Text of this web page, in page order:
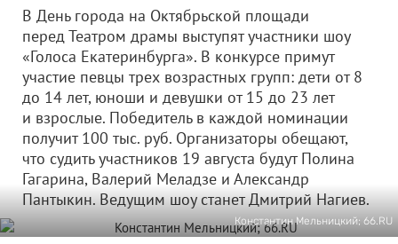
В День города на Октябрьской площади
перед Театром драмы выступят участники шоу
«Голоса Екатеринбурга». В конкурсе примут
участие певцы трех возрастных групп: дети от 8
до 14 лет, юноши и девушки от 15 до 23 лет
и взрослые. Победитель в каждой номинации
получит 100 тыс. руб. Организаторы обещают,
что судить участников 19 августа будут Полина
Гагарина, Валерий Меладзе и Александр
Пантыкин. Ведущим шоу станет Дмитрий Нагиев.
Константин Мельницкий; 66.RU